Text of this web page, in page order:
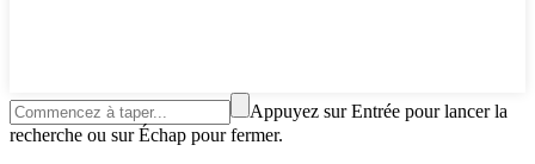
Appuyez sur Entrée pour lancer la
recherche ou sur Échap pour fermer.